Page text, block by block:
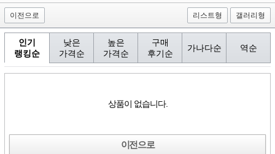
이전으로 리스트형 갤러리형
인기
랭킹순
낮은
가격순
높은
가격순
구매
후기순
가나다순 역순
상품이 없습니다.
이전으로